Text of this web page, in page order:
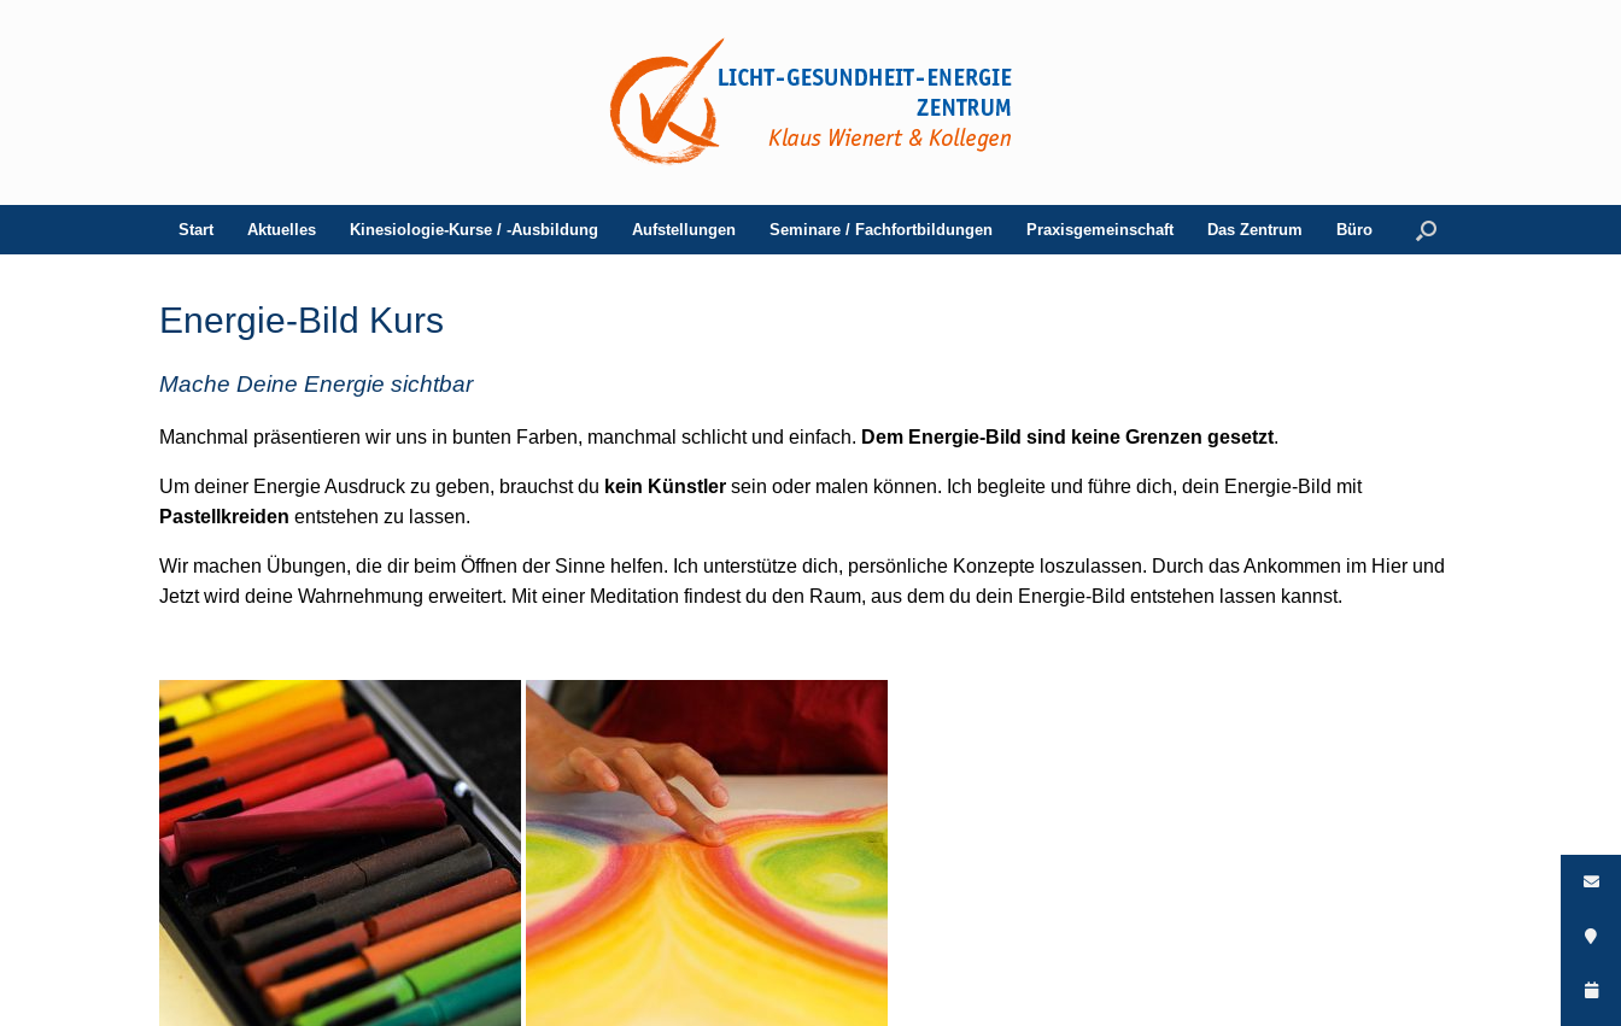
Start Aktuelles Kinesiologie-Kurse / -Ausbildung Aufstellungen Seminare / Fachfortbildungen Praxisgemeinschaft Das Zentrum Büro
Energie-Bild Kurs
Mache Deine Energie sichtbar
Manchmal präsentieren wir uns in bunten Farben, manchmal schlicht und einfach. Dem Energie-Bild sind keine Grenzen gesetzt.
Um deiner Energie Ausdruck zu geben, brauchst du kein Künstler sein oder malen können. Ich begleite und führe dich, dein Energie-Bild mit
Pastellkreiden entstehen zu lassen.
Wir machen Übungen, die dir beim Öffnen der Sinne helfen. Ich unterstütze dich, persönliche Konzepte loszulassen. Durch das Ankommen im Hier und
Jetzt wird deine Wahrnehmung erweitert. Mit einer Meditation findest du den Raum, aus dem du dein Energie-Bild entstehen lassen kannst.